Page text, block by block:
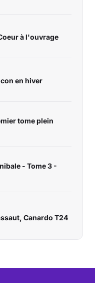
à l'ouvrage
en hiver
tome plein
- Tome 3 -
Canardo T24